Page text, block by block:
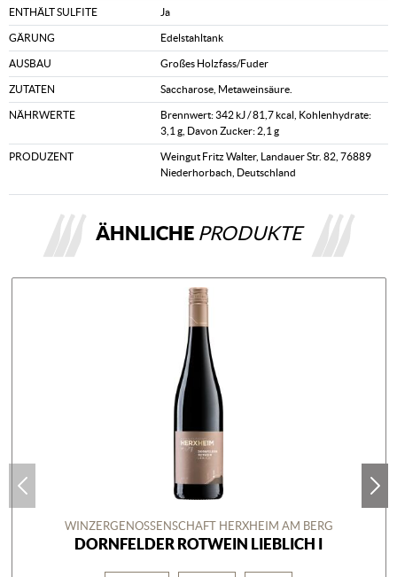
ENTHÄLT SULFITE Ja
GÄRUNG Edelstahltank
AUSBAU Großes Holzfass/Fuder
ZUTATEN Saccharose, Metaweinsäure.
NÄHRWERTE
Brennwert: 342 kJ / 81,7 kcal, Kohlenhydrate:
3,1 g, Davon Zucker: 2,1 g
PRODUZENT
Weingut Fritz Walter, Landauer Str. 82, 76889
Niederhorbach, Deutschland
ÄHNLICHE PRODUKTE
WINZERGENOSSENSCHAFT HERXHEIM AM BERG
DORNFELDER ROTWEIN LIEBLICH I